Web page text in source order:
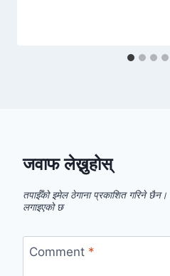
जवाफ लेख्नुहोस्
तपाईँको इमेल ठेगाना प्रकाशित गरिने छैन।
लगाइएको छ
Comment *